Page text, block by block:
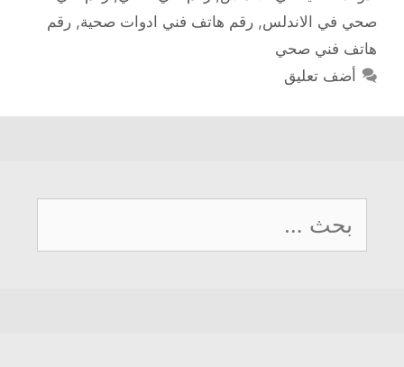
صحي في الاندلس, رقم هاتف فني ادوات صحية, رقم
هاتف فني صحي
أضف تعليق
عن: